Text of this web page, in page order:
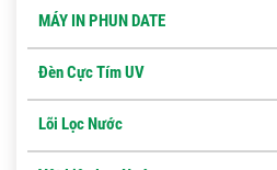
MÁY IN PHUN DATE
Đèn Cực Tím UV
Lõi Lọc Nước